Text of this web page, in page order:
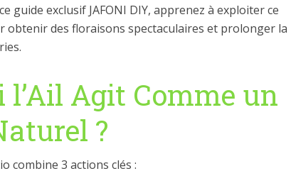
guide exclusif JAFONI DIY, apprenez à exploiter ce
des floraisons spectaculaires et prolonger la
l’Ail Agit Comme un
?
combine 3 actions clés :